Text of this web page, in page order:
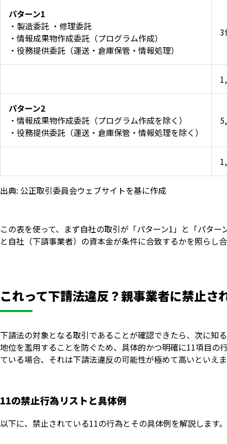
パターン1
・製造委託 ・修理委託
・情報成果物作成委託（プログラム作成）
・役務提供委託（運送・倉庫保管・情報処理）
3
パターン2
・情報成果物作成委託（プログラム作成を除く）
・役務提供委託（運送・倉庫保管・情報処理を除く）
出典: 公正取引委員会ウェブサイトを基に作成
この表を使って、まず自社の取引が「パターン1」と「パタ
と自社（下請事業者）の資本金が条件に合致するかを照らし
これって下請法違反？親事業者に禁止さ
下請法の対象となる取引であることが確認できたら、次に知
地位を濫用することを防ぐため、具体的かつ明確に11項目の
ている場合、それは下請法違反の可能性が極めて高いといえ
11の禁止行為リストと具体例
以下に、禁止されている11の行為とその具体例を解説します。